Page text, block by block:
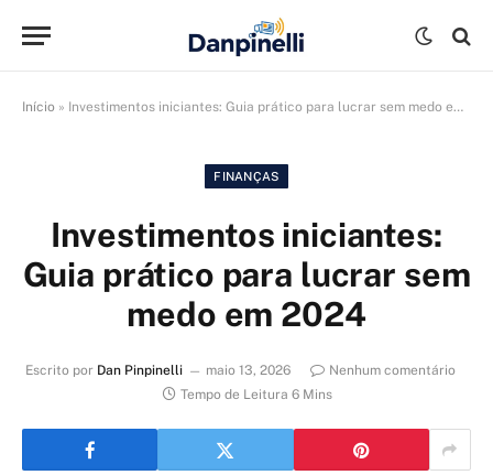
Início » Investimentos iniciantes: Guia prático para lucrar sem medo em 2024
FINANÇAS
Investimentos iniciantes:
Guia prático para lucrar sem
medo em 2024
Escrito por Dan Pinpinelli maio 13, 2026
Nenhum comentário
Tempo de Leitura 6 Mins